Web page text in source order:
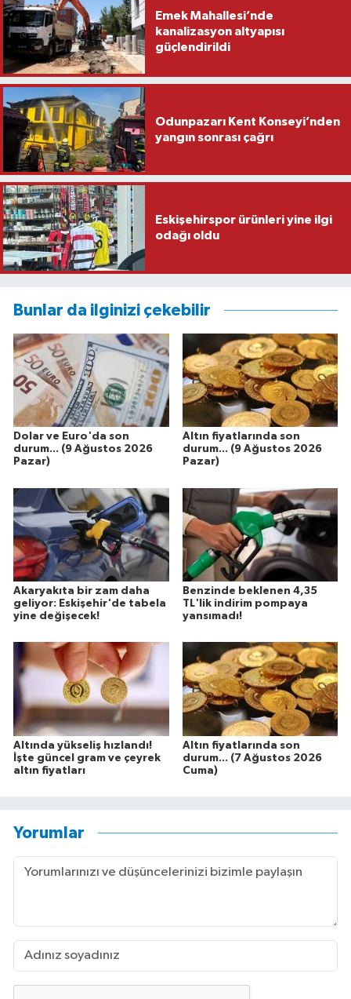
Emek Mahallesi’nde
kanalizasyon altyapısı
güçlendirildi
Odunpazarı Kent Konseyi’nden
yangın sonrası çağrı
Eskişehirspor ürünleri yine ilgi
odağı oldu
Bunlar da ilginizi çekebilir
Dolar ve Euro'da son
durum... (9 Ağustos 2026
Pazar)
Altın fiyatlarında son
durum... (9 Ağustos 2026
Pazar)
Akaryakıta bir zam daha
geliyor: Eskişehir'de tabela
yine değişecek!
Benzinde beklenen 4,35
TL'lik indirim pompaya
yansımadı!
Altında yükseliş hızlandı!
İşte güncel gram ve çeyrek
altın fiyatları
Altın fiyatlarında son
durum... (7 Ağustos 2026
Cuma)
Yorumlar